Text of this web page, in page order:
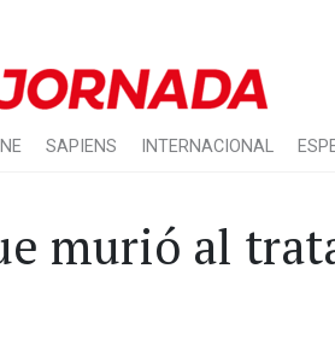
SAPIENS INTERNACIONAL
murió al